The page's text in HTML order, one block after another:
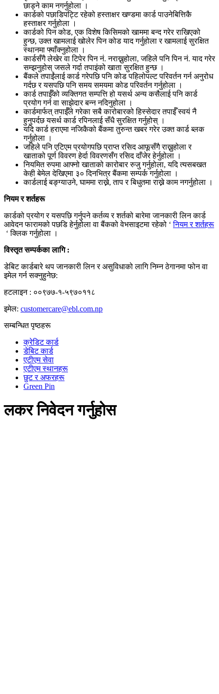
छाड्ने काम नगर्नुहोला ।
कार्डको पछाडिपट्टि रहेको हस्ताक्षर खण्डमा कार्ड पाउनेबित्तिकै
हस्ताक्षर गर्नुहोला ।
कार्डको पिन कोड, एक विशेष किसिमको खाममा बन्द गरेर राखिएको
हुन्छ, उक्त खामलाई खोलेर पिन कोड याद गर्नुहोला र खामलाई सुरक्षित
स्थानमा फ्याँक्नुहोला ।
कार्डसँगै लेखेर वा टिपेर पिन नं. नराख्नुहोला, जहिले पनि पिन नं. याद गरेर
सम्झनुहोस् जसले गर्दा तपाइंको खाता सुरक्षित हुन्छ ।
बैंकले तपाईंलाई कार्ड गरेपछि पनि कोड पहिलोपल्ट परिवर्तन गर्न अनुरोध
गर्दछ र यसपछि पनि समय समयमा कोड परिवर्तन गर्नुहोला ।
कार्ड तपाईँको व्यक्तिगत सम्पत्ति हो यसर्थ अन्य कसैलाई पनि कार्ड
प्रयोग गर्न वा साझेदार बन्न नदिनुहोला ।
कार्डमार्फत् तपाईँले गरेका सबै कारोबारको हिस्सेदार तपाईँ स्वयं नै
हुनुपर्दछ यसर्थ कार्ड रपिनलाई सँधै सुरक्षित गर्नुहोस् ।
यदि कार्ड हराएमा नजिकैको बैंकमा तुरुन्त खबर गरेर उक्त कार्ड ब्लक
गर्नुहोला ।
जहिले पनि एटिएम प्रयोगपछि प्राप्त रसिद आफूसँगै राख्नुहोला र
खाताको पूर्ण विवरण हेर्दा विवरणसँग रसिद दाँजेर हेर्नुहोला ।
नियमित रुपमा आफ्नो खाताको कारोबार रुजु गर्नुहोला, यदि त्यसबखत
केही बेमेल देखिएमा ३० दिनभित्र बैंकमा सम्पर्क गर्नुहोला ।
कार्डलाई बङ्ग्याउने, घाममा राख्ने, ताप र बिधुतमा राख्ने काम नगर्नुहोला ।
नियम र शर्तहरू
कार्डको प्रयोग र यसपछि गर्नुपने कर्तव्य र शर्तको बारेमा जानकारी लिन कार्ड
आवेदन फारामको पछडि हेर्नुहोला वा बैंकको वेभसाइटमा रहेको ‘नियम र शर्तहरू
‘ क्लिक गर्नुहोला ।
विस्तृत सम्पर्कका लागि :
डेबिट कार्डबारे थप जानकारी लिन र असुविधाको लागि निम्न ठेगानमा फोन वा
इमेल गर्न सक्नुहुनेछ:
हटलाइन : ००९७७-१-५९७०११८
इमेल: customercare@ebl.com.np
सम्बन्धित पृष्ठहरू
क्रेडिट कार्ड
डेबिट कार्ड
एटीएम सेवा
एटीएम स्थानहरू
छुट र अफरहरू
Green Pin
लकर निवेदन गर्नुहोस